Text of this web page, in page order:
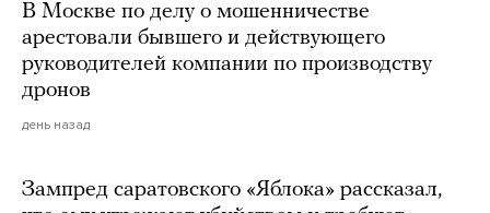
В Москве по делу о мошенничестве
арестовали бывшего и действующего
руководителей компании по производству
дронов
день назад
Зампред саратовского «Яблока» рассказал,